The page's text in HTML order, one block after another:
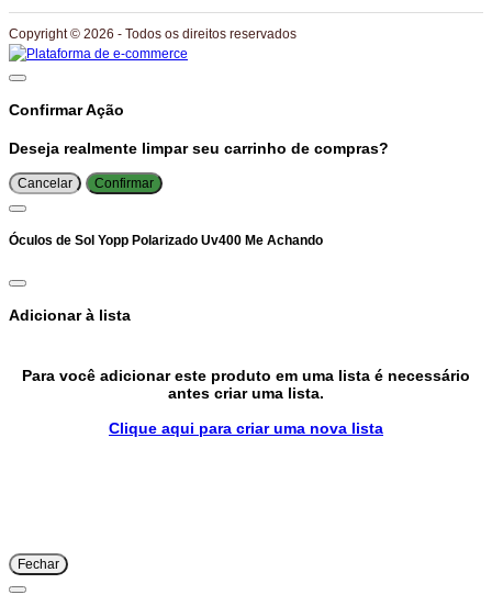
Copyright © 2026 - Todos os direitos reservados
Confirmar Ação
Deseja realmente limpar seu carrinho de compras?
Cancelar Confirmar
Óculos de Sol Yopp Polarizado Uv400 Me Achando
Adicionar à lista
Para você adicionar este produto em uma lista é necessário
antes criar uma lista.
Clique aqui para criar uma nova lista
Fechar